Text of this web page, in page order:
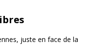
juste en face de la